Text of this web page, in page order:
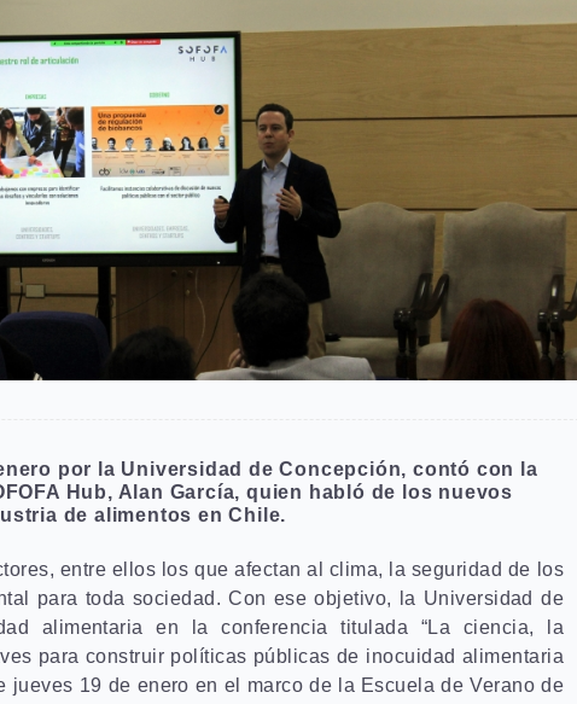
por la Universidad de Concepción, contó con la
Hub, Alan García, quien habló de los nuevos
de alimentos en Chile.
entre ellos los que afectan al clima, la seguridad de los
para toda sociedad. Con ese objetivo, la Universidad de
alimentaria en la conferencia titulada “La ciencia, la
para construir políticas públicas de inocuidad alimentaria
jueves 19 de enero en el marco de la Escuela de Verano de